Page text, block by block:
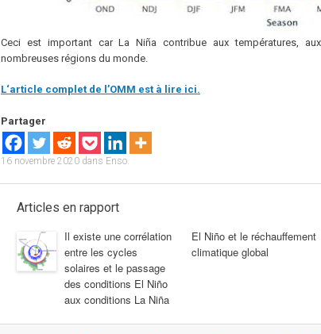
Ceci est important car La Niña contribue aux températures,
nombreuses régions du monde.
L‘article complet de l’OMM est à lire ici.
Partager
16 novembre 2020 dans Enso
Articles en rapport
Il existe une corrélation
entre les cycles
solaires et le passage
des conditions El Niño
aux conditions La Niña
El Niño et le réchauffement
climatique global